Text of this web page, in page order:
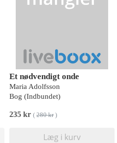
Et nødvendigt onde
Maria Adolfsson
Bog (Indbundet)
235 kr ( 280 kr)
Læg i kurv